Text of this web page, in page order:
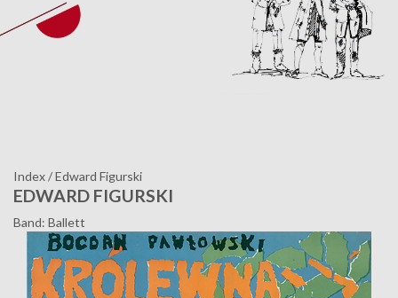
Index/Edward Figurski
EDWARD FIGURSKI
Band: Ballett